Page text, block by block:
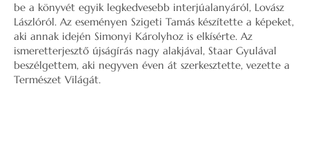
be a könyvét egyik legkedvesebb interjúalanyáról, Lovász
Lászlóról. Az eseményen Szigeti Tamás készítette a képeket,
aki annak idején Simonyi Károlyhoz is elkísérte. Az
ismeretterjesztő újságírás nagy alakjával, Staar Gyulával
beszélgettem, aki negyven éven át szerkesztette, vezette a
Természet Világát.